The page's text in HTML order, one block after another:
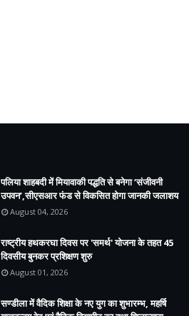
पलिया शाहबदी में मियावाकी पद्धति से बनेगा ‘संजीवनी
उपवन’,सीएसआर फंड से विकसित होगा जानकी जलाशय
August 04, 2026
राष्ट्रीय हथकरघा दिवस पर 'समर्थ' योजना के तहत 45
दिवसीय बुनकर प्रशिक्षण शुरु
August 01, 2026
सण्डीला में वैदिक शिक्षा के नए युग का शुभारम्भ, महर्षि